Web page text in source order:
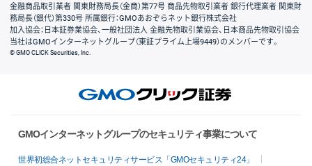
金融商品取引業者 関東財務局長（金商）第77号 商品先物取引業者 銀行代理業者 関東財
務局長（銀代）第330号 所属銀行：GMOあおぞらネット銀行株式会社
加入協会：日本証券業協会、一般社団法人 金融先物取引業協会、日本商品先物取引協会
当社はGMOインターネットグループ（東証プライム上場9449）のメンバーです。
© GMO CLICK Securities, Inc.
GMOインターネットグループのセキュリティ事業について
世界初総合ネットセキュリティサービス「GMOセキュリティ24」